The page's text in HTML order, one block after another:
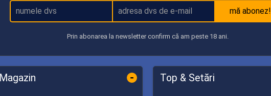
mă abonez!
Prin abonarea la newsletter confirm că am peste 18 ani.
Magazin - Top & Setări